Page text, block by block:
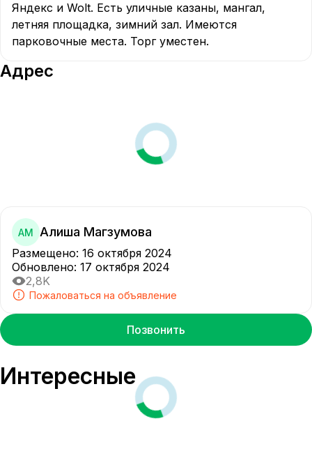
Яндекс и Wolt. Есть уличные казаны, мангал,
летняя площадка, зимний зал. Имеются
парковочные места. Торг уместен.
Адрес
АМ Алиша Магзумова
Размещено: 16 октября 2024
Обновлено: 17 октября 2024
2,8K
Пожаловаться на объявление
Позвонить
Интересные